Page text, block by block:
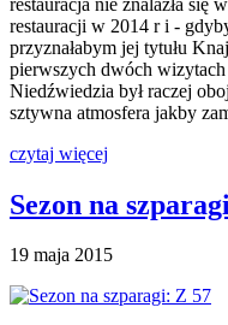
restauracji w 2014 r i -
przyznałabym jej tytułu
pierwszych dwóch
Niedźwiedzia był raczej
sztywna atmosfera jakby
czytaj więcej
Sezon na
19 maja 2015